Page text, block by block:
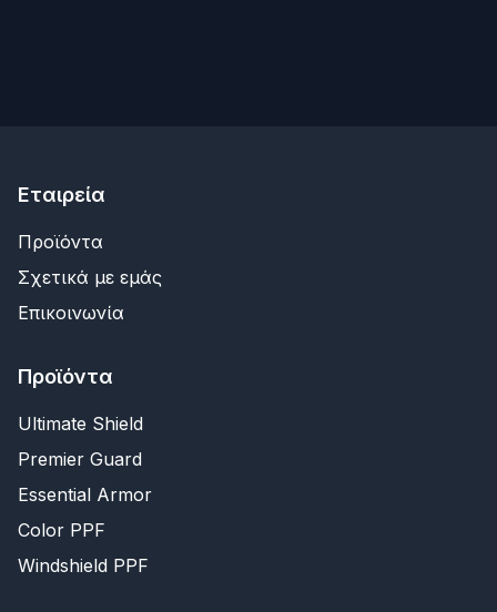
Εταιρεία
Προϊόντα
Σχετικά με εμάς
Επικοινωνία
Προϊόντα
Ultimate Shield
Premier Guard
Essential Armor
Color PPF
Windshield PPF